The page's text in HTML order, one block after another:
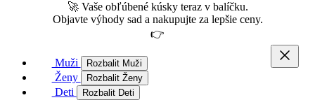
🚀 Vaše obľúbené kúsky teraz v balíčku.
Objavte výhody sad a nakupujte za lepšie ceny.
👉
Muži Rozbalit Muži
Ženy Rozbalit Ženy
Deti Rozbalit Deti